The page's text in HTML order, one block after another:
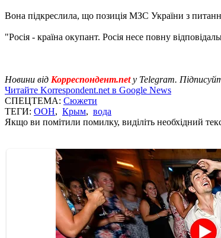
Вона підкреслила, що позиція МЗС України з
"Росія - країна окупант. Росія несе повну
Новини від Корреспондент.netу Telegram.
Читайте Korrespondent.net в Google News
СПЕЦТЕМА: Сюжети
ТЕГИ: ООН, Крым, вода
Якщо ви помітили помилку, виділіть необхідний